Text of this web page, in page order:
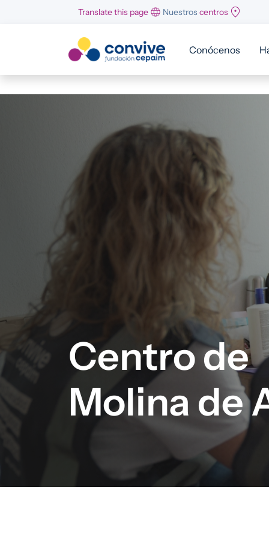
Pasar al contenido principal
Translate this page Nuestroscentros
Conócenos
Centro de
Molina de